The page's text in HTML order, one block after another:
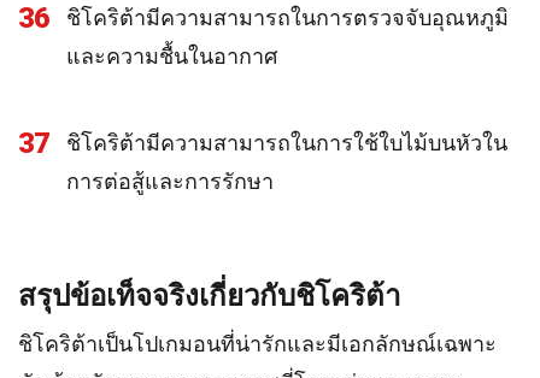
36
ชิโคริต้ามีความสามารถในการตรวจจับอุณหภูมิ
และความชื้นในอากาศ
37
ชิโคริต้ามีความสามารถในการใช้ใบไม้บนหัวใน
การต่อสู้และการรักษา
สรุปข้อเท็จจริงเกี่ยวกับชิโคริต้า
ชิโคริต้าเป็นโปเกมอนที่น่ารักและมีเอกลักษณ์เฉพาะ